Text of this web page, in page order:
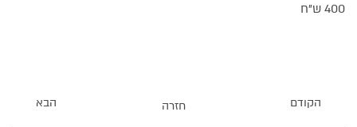
400 ש"ח
הקודם חזרה הבא